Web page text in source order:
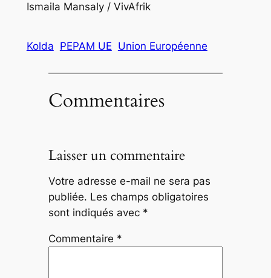
Ismaila Mansaly / VivAfrik
Kolda PEPAM UE Union Européenne
Commentaires
Laisser un commentaire
Votre adresse e-mail ne sera pas
publiée. Les champs obligatoires
sont indiqués avec *
Commentaire *